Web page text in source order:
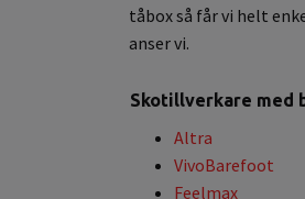
tåbox så får vi helt
anser vi.
Skotillverkare med
Altra
VivoBarefoot
Feelmax